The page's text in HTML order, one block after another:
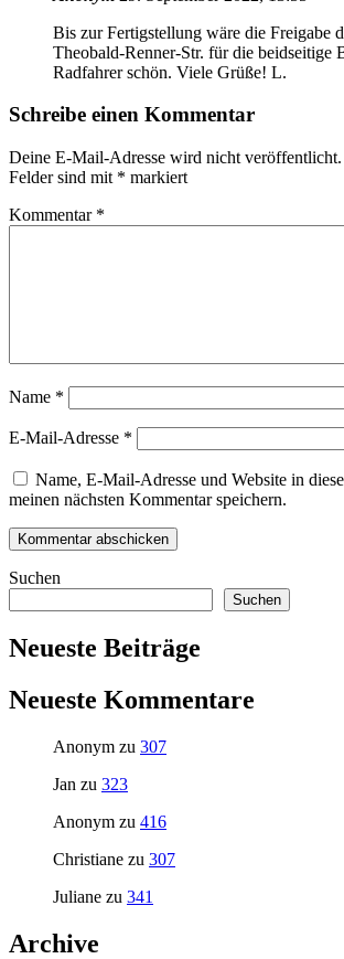
Bis zur Fertigstellung wäre die Freigabe
Theobald-Renner-Str. für die beidseitige
Radfahrer schön. Viele Grüße! L.
Schreibe einen Kommentar
Deine E-Mail-Adresse wird nicht veröffentlicht.
Felder sind mit * markiert
Kommentar *
Name *
E-Mail-Adresse *
Name, E-Mail-Adresse und Website in
meinen nächsten Kommentar speichern.
Suchen
Suchen
Neueste Beiträge
Neueste Kommentare
Anonym zu 307
Jan zu 323
Anonym zu 416
Christiane zu 307
Juliane zu 341
Archive